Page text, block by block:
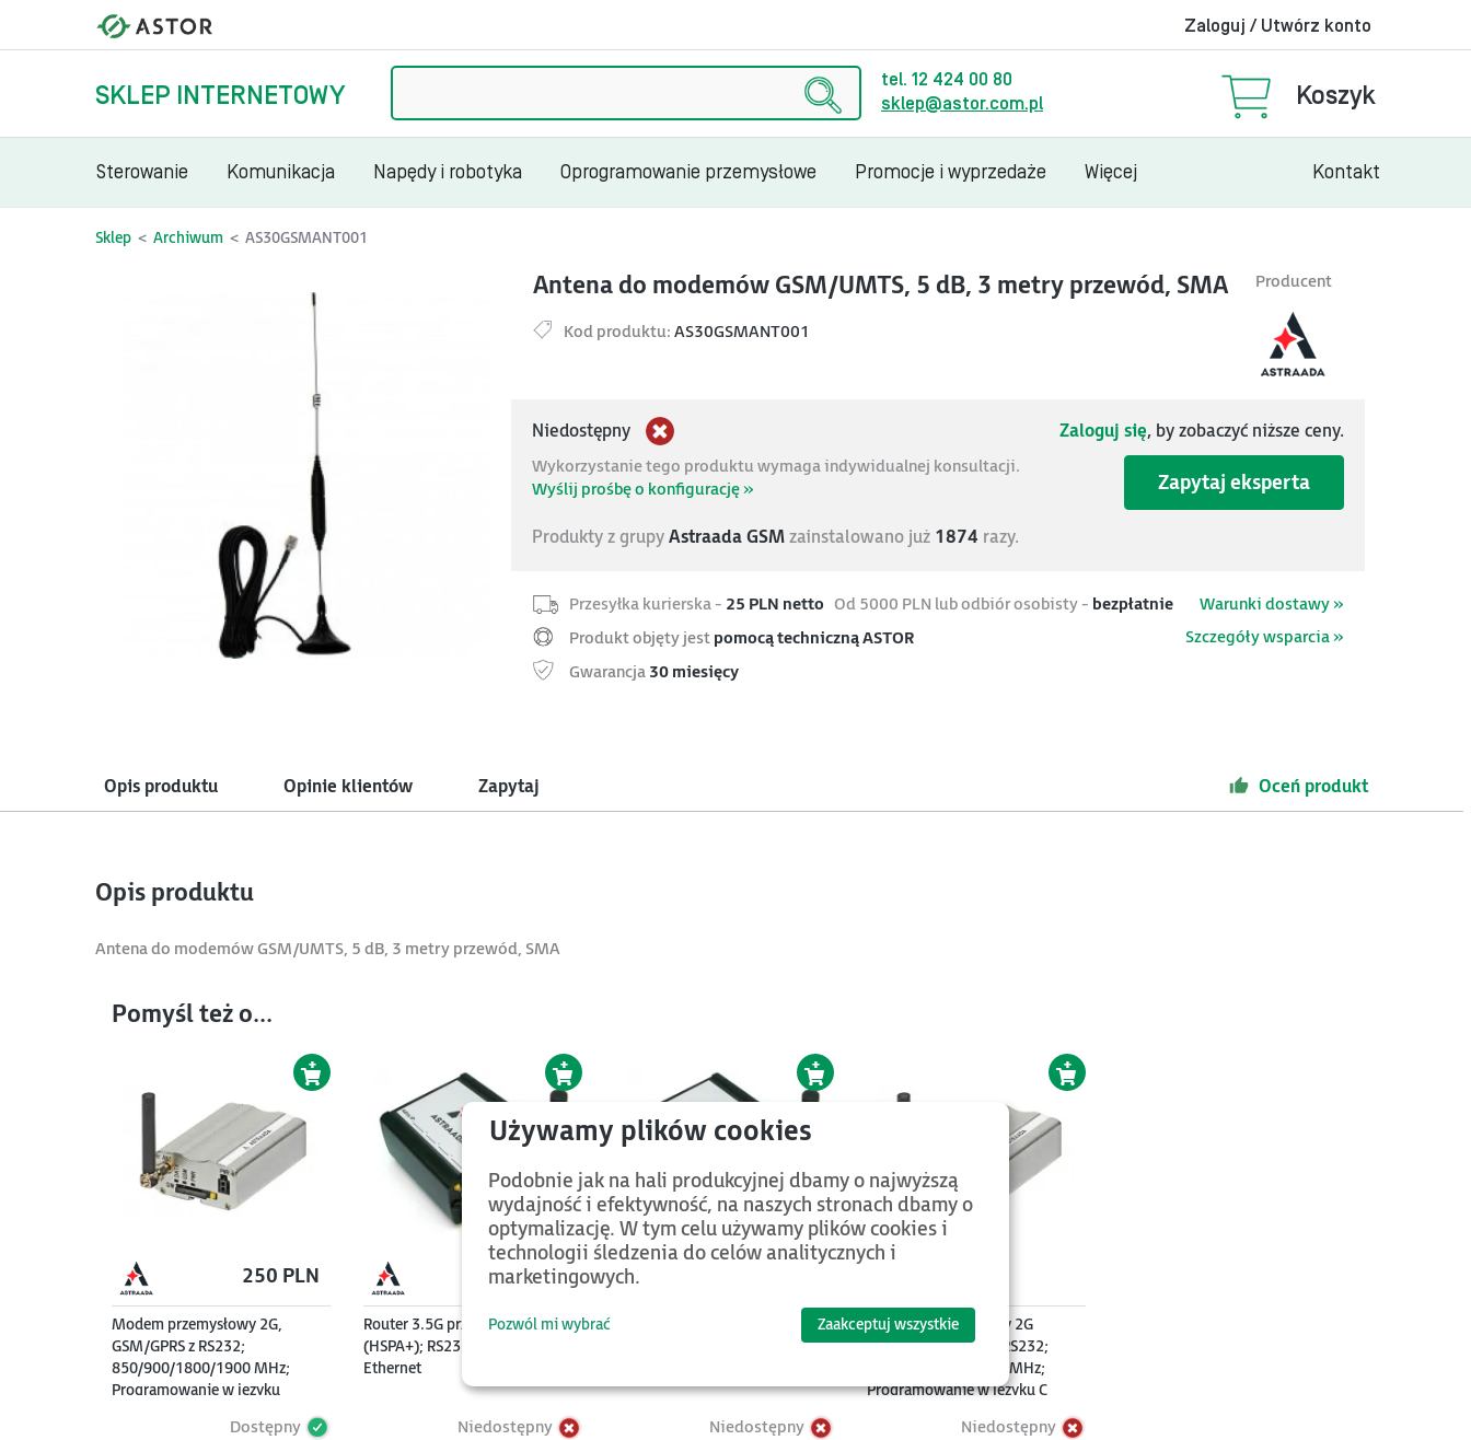
Zaloguj / Utwórz konto
SKLEP INTERNETOWY
tel. 12 424 00 80
sklep@astor.com.pl
Koszyk
Sterowanie Komunikacja Napędy i robotyka Oprogramowanie przemysłowe Promocje i wyprzedaże Więcej Kontakt
Sklep Archiwum AS30GSMANT001
Producent
Antena do modemów GSM/UMTS, 5 dB, 3 metry przewód, SMA
Kod produktu: AS30GSMANT001
Niedostępny Zaloguj się, by zobaczyć niższe ceny.
Zapytaj eksperta
Wykorzystanie tego produktu wymaga indywidualnej konsultacji.
Wyślij prośbę o konfigurację »
Produkty z grupy Astraada GSM zainstalowano już 1874 razy.
Przesyłka kurierska - 25 PLN netto Od 5000 PLN lub odbiór osobisty - bezpłatnie
Warunki dostawy »
Produkt objęty jest pomocą techniczną ASTOR
Szczegóły wsparcia »
Gwarancja 30 miesięcy
Opis produktu Opinie klientów Zapytaj Oceń produkt
Opis produktu
Antena do modemów GSM/UMTS, 5 dB, 3 metry przewód, SMA
Pomyśl też o...
Modem przemysłowy 2G,
GSM/GPRS z RS232;
850/900/1800/1900 MHz;
Programowanie w języku
250 PLN
Dostępny
Router 3.5G przemysłowy
(HSPA+); RS232, RS485,
Ethernet
Niedostępny
Niedostępny
Modem przemysłowy 2G
(GSM/GPRS/EDGE); RS232;
850/900/1800/1900 MHz;
Programowanie w języku C
Niedostępny
Podobnie jak na hali produkcyjnej dbamy o najwyższą
wydajność i efektywność, na naszych stronach dbamy o
optymalizację. W tym celu używamy plików cookies i
technologii śledzenia do celów analitycznych i
marketingowych.
Pozwól mi wybrać Zaakceptuj wszystkie